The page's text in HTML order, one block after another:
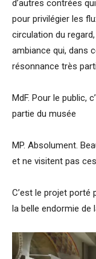
d’autres contrées
pour privilégier les
circulation du
ambiance qui, dans
résonnance très
MdF. Pour le public,
partie du musée
MP. Absolument.
et ne visitent pas
C’est le projet porté
la belle endormie de